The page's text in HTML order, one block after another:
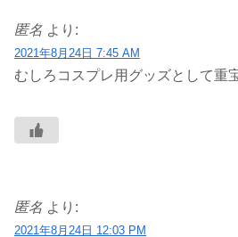
匿名 より:
2021年8月24日 7:45 AM
むしろコスプレ用グッズとして重
匿名 より:
2021年8月24日 12:03 PM